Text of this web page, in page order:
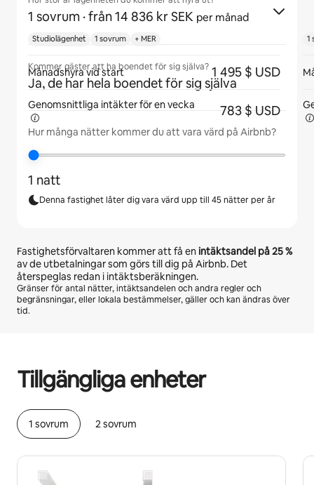
1 sovrum · från 14 836 kr SEK per månad
Kommer gäster att ha boendet för sig själva?
Ja, de har hela boendet för sig själva
Hur många nätter kommer du att vara värd på Airbnb?
1 natt
Denna fastighet låter dig vara värd upp till 45 nätter per år
Fastighetsförvaltaren kommer att få enintäktsandel på25 %
av de utbetalningar som görs till dig på Airbnb. Det
återspeglas redan i intäktsberäkningen.
Gränser för antal nätter, intäktsandelen och andra regler och
begränsningar, eller lokala bestämmelser, gäller och kan ändras över
tid.
Tillgängliga enheter
1 sovrum 2 sovrum
Studiolägenhet 1 sovrum + MER
Månadshyra vid start 1 495 $ USD
Genomsnittliga intäkter fören vecka 783 $ USD
1